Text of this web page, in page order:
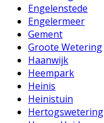
Engelenstede
Engelermeer
Gement
Groote Wetering
Haanwijk
Heempark
Heinis
Heinistuin
Hertogswetering